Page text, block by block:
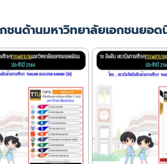
ชนด้านมหาวิทยาลัยเอกชนยอ